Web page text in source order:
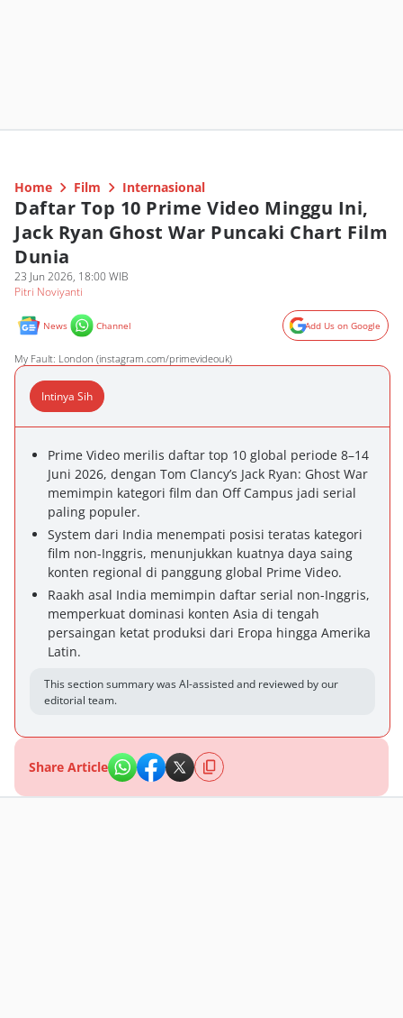
Home Film Internasional
Daftar Top 10 Prime Video Minggu Ini,
Jack Ryan Ghost War Puncaki Chart Film
Dunia
23 Jun 2026, 18:00 WIB
Pitri Noviyanti
News Channel Add Us on Google
My Fault: London (instagram.com/primevideouk)
Intinya Sih
Prime Video merilis daftar top 10 global periode 8–14
Juni 2026, dengan Tom Clancy’s Jack Ryan: Ghost War
memimpin kategori film dan Off Campus jadi serial
paling populer.
System dari India menempati posisi teratas kategori
film non-Inggris, menunjukkan kuatnya daya saing
konten regional di panggung global Prime Video.
Raakh asal India memimpin daftar serial non-Inggris,
memperkuat dominasi konten Asia di tengah
persaingan ketat produksi dari Eropa hingga Amerika
Latin.
This section summary was AI-assisted and reviewed by our
editorial team.
Share Article